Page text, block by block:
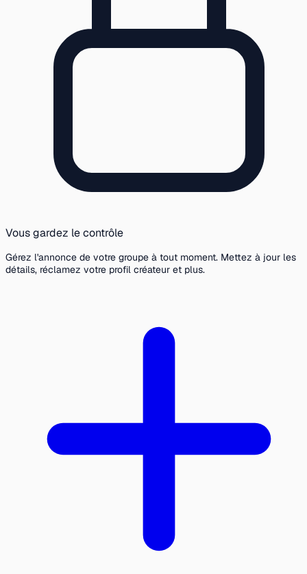
Vous gardez le contrôle
Gérez l'annonce de votre groupe à tout moment. Mettez à jour les
détails, réclamez votre profil créateur et plus.